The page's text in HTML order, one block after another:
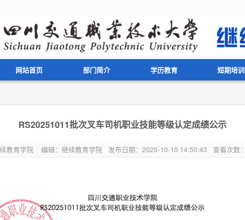
网站首页 部门简介 学历教育 短期培训
RS20251011批次叉车司机职业技能等级认定成绩公示
教育学院 编辑：继续教育学院 发布日期：2025-10-15 14:50:43 查看次数：